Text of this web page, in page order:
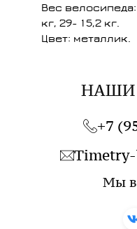
Вес велосипеда:
кг, 29- 15,2 кг.
Цвет: металлик.
НАШИ
+7
Мы в